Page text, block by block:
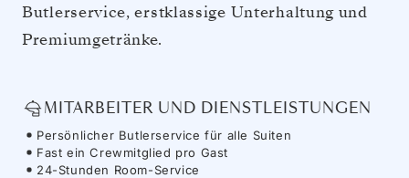
Butlerservice, erstklassige Unterhaltung und
Premiumgetränke.
MITARBEITER UND DIENSTLEISTUNGEN
Persönlicher Butlerservice für alle Suiten
Fast ein Crewmitglied pro Gast
24-Stunden Room-Service